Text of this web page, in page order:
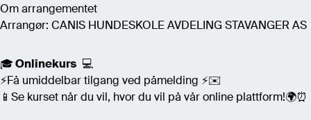
Om arrangementet
Arrangør: CANIS HUNDESKOLE AVDELING STAVANGER AS
🎓Onlinekurs 💻
⚡Få umiddelbar tilgang ved påmelding ⚡✉️
📱Se kurset når du vil, hvor du vil på vår online plattform!🌍⏰